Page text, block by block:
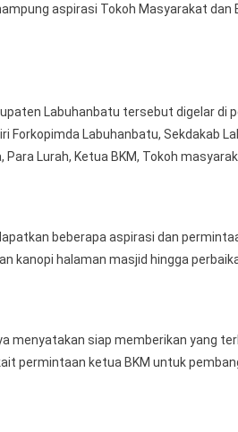
Nabi
Tampung
Aspirasi
Tokoh
aspirasi Tokoh Masyarakat
Labuhanbatu tersebut digelar di
Forkopimda Labuhanbatu, Sekdakab
Lurah, Ketua BKM, Tokoh
beberapa aspirasi dan
kanopi halaman masjid hingga
menyatakan siap memberikan yang
permintaan ketua BKM untuk